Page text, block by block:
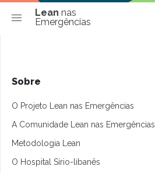
Lean nas
Emergências
Sobre
O Projeto Lean nas Emergências
A Comunidade Lean nas Emergências
Metodologia Lean
O Hospital Sírio-libanês